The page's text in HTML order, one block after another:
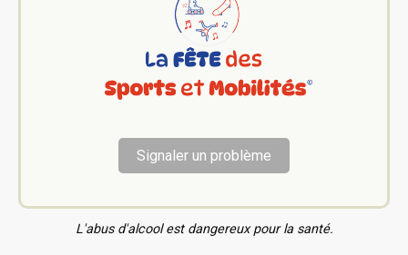
Signaler un problème
L'abus d'alcool est dangereux pour la santé.